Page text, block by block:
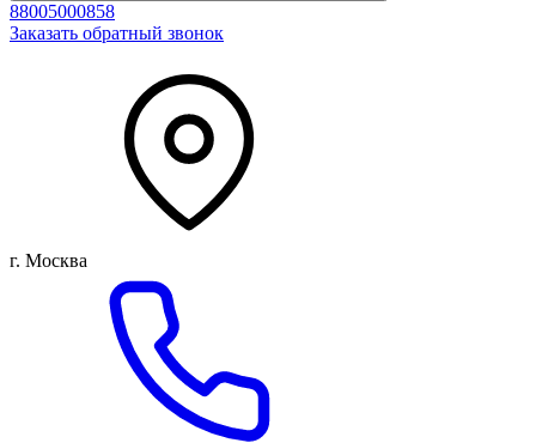
88005000858
Заказать обратный звонок
г. Москва